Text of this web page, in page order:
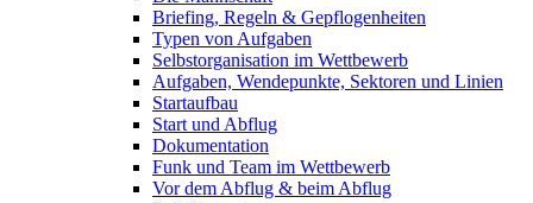
Briefing, Regeln & Gepflogenheiten
Typen von Aufgaben
Selbstorganisation im Wettbewerb
Aufgaben, Wendepunkte, Sektoren und Linien
Startaufbau
Start und Abflug
Dokumentation
Funk und Team im Wettbewerb
Vor dem Abflug & beim Abflug